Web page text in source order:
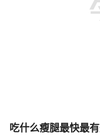
吃什么瘦腿最快最